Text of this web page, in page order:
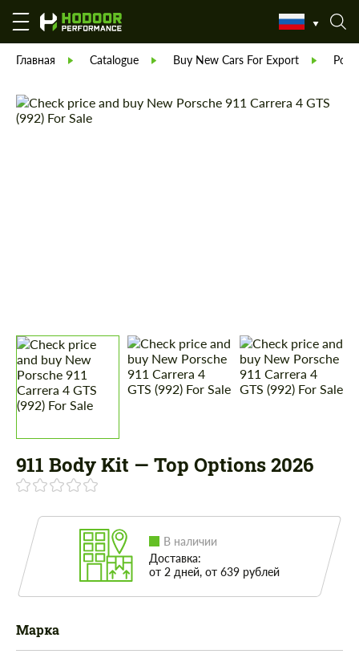
Главная Catalogue Buy New Cars For Export
911 Body Kit — Top Options 2026
В наличии
Доставка:
от 2 дней, от 639 рублей
Марка